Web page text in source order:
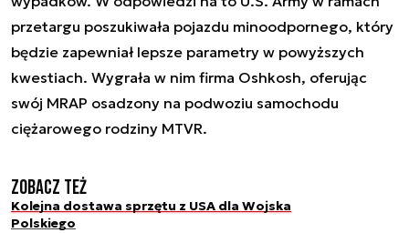
przetargu poszukiwała pojazdu minoodpornego, który
będzie zapewniał lepsze parametry w powyższych
kwestiach. Wygrała w nim firma Oshkosh, oferując
swój MRAP osadzony na podwoziu samochodu
ciężarowego rodziny MTVR.
Zobacz też
Kolejna dostawa sprzętu z USA dla Wojska
Polskiego